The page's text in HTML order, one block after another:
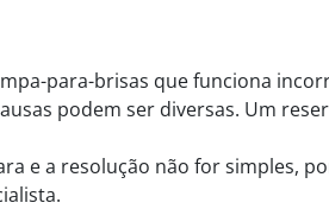
para-brisas que funciona
podem ser diversas. Um
e a resolução não for simples,